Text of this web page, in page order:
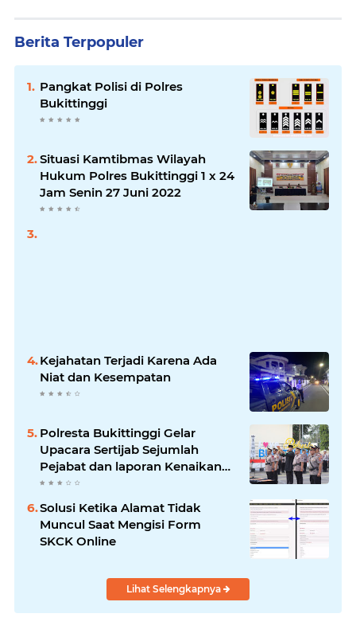
Berita Terpopuler
Pangkat Polisi di Polres
Bukittinggi
Situasi Kamtibmas Wilayah
Hukum Polres Bukittinggi 1 x 24
Jam Senin 27 Juni 2022
Kejahatan Terjadi Karena Ada
Niat dan Kesempatan
Polresta Bukittinggi Gelar
Upacara Sertijab Sejumlah
Pejabat dan laporan Kenaikan
Pangkat Pengabdian
Solusi Ketika Alamat Tidak
Muncul Saat Mengisi Form
SKCK Online
Lihat Selengkapnya